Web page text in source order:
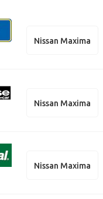
Nissan Maxima
Nissan Maxima
Nissan Maxima